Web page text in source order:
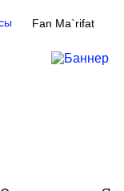
Fan Ma`rifat